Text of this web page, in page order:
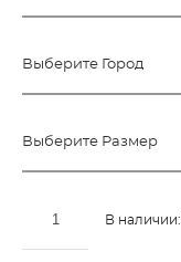
Выберите Город
Выберите Размер
В наличии: